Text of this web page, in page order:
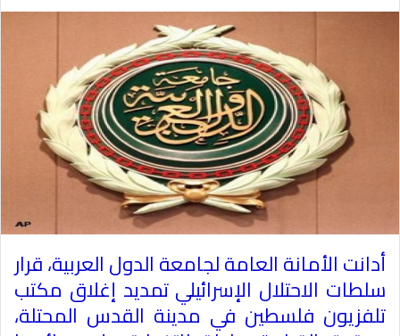
أدانت الأمانة العامة لجامعة الدول العربية، قرار
سلطات الاحتلال الإسرائيلي تمديد إغلاق مكتب
تلفزيون فلسطين في مدينة القدس المحتلة،